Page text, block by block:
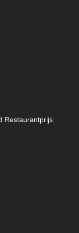
Restaurantprijs